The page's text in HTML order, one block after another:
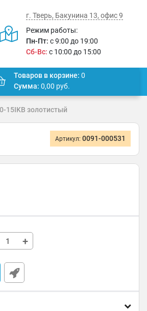
г. Тверь, Бакунина 13, офис 9
Режим работы:
Пн-Пт: с 9:00 до 19:00
Сб-Вс: с 10:00 до 15:00
Товаров в корзине: 0
Сумма: 0,00 руб.
15IKB золотистый
Артикул: 0091-000531
+